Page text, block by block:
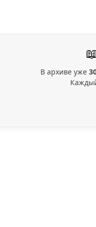
📖
В архиве уже